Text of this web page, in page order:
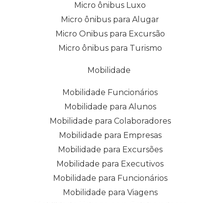
Micro ônibus Luxo
Micro ônibus para Alugar
Micro Onibus para Excursão
Micro ônibus para Turismo
Mobilidade
Mobilidade Funcionários
Mobilidade para Alunos
Mobilidade para Colaboradores
Mobilidade para Empresas
Mobilidade para Excursões
Mobilidade para Executivos
Mobilidade para Funcionários
Mobilidade para Viagens